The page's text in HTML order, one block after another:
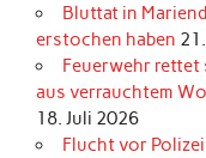
Bluttat in
erstochen haben
Feuerwehr rettet
aus verrauchtem
18. Juli 2026
Flucht vor